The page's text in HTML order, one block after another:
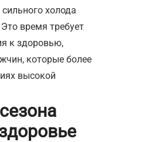
холода
время требует
к здоровью,
которые более
высокой